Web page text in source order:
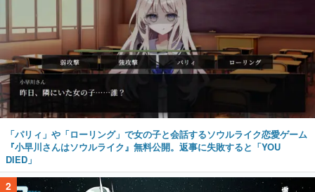
「パリィ」や「ローリング」で女の子と会話するソウルライク恋愛ゲーム
『小早川さんはソウルライク』無料公開。返事に失敗すると「YOU
DIED」
2